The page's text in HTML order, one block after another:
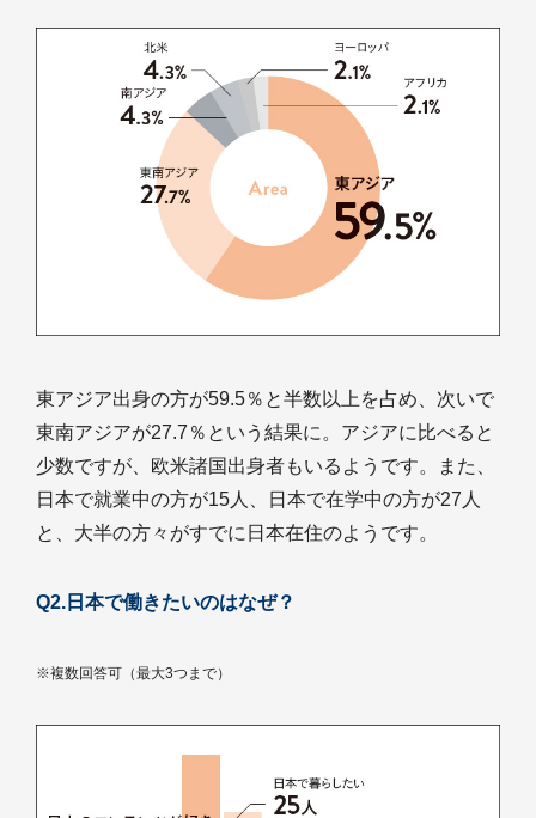
東アジア出身の方が59.5％と半数以上を占め、次いで
東南アジアが27.7％という結果に。アジアに比べると
少数ですが、欧米諸国出身者もいるようです。また、
日本で就業中の方が15人、日本で在学中の方が27人
と、大半の方々がすでに日本在住のようです。
Q2.日本で働きたいのはなぜ？
※複数回答可（最大3つまで）